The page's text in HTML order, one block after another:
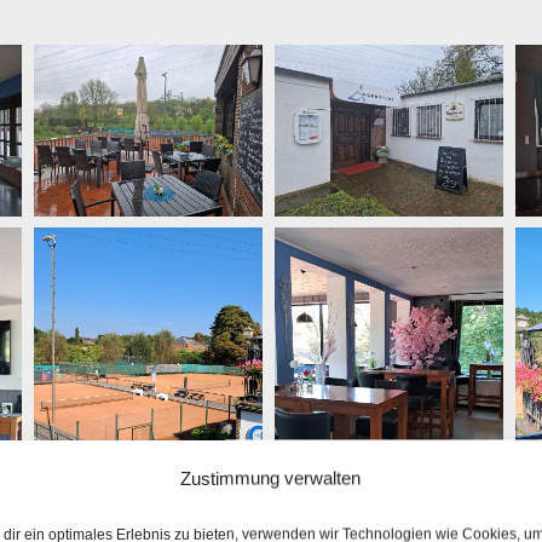
Zustimmung verwalten
dir ein optimales Erlebnis zu bieten, verwenden wir Technologien wie Cookies,